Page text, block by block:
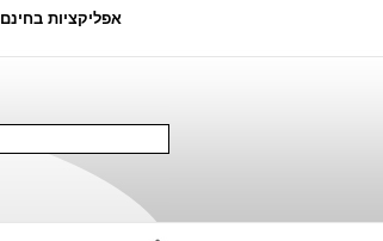
אפליקציות בחינם